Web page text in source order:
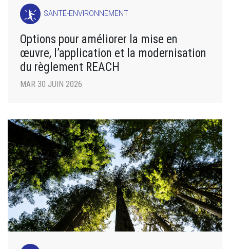
SANTÉ-ENVIRONNEMENT
Options pour améliorer la mise en
œuvre, l’application et la modernisation
du règlement REACH
MAR 30 JUIN 2026